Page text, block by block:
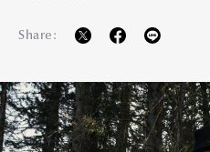
Art&DesignWatch
Share: